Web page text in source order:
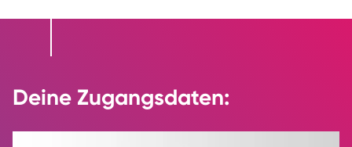
Deine Zugangsdaten: